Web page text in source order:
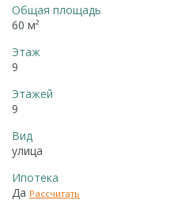
Общая площадь
60 м²
Этаж
9
Этажей
9
Вид
улица
Ипотека
Да Рассчитать